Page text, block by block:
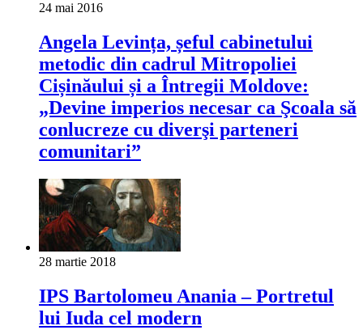
24 mai 2016
Angela Levința, șeful cabinetului
metodic din cadrul Mitropoliei
Cișinăului și a Întregii Moldove:
„Devine imperios necesar ca Şcoala să
conlucreze cu diverşi parteneri
comunitari”
28 martie 2018
IPS Bartolomeu Anania – Portretul
lui Iuda cel modern